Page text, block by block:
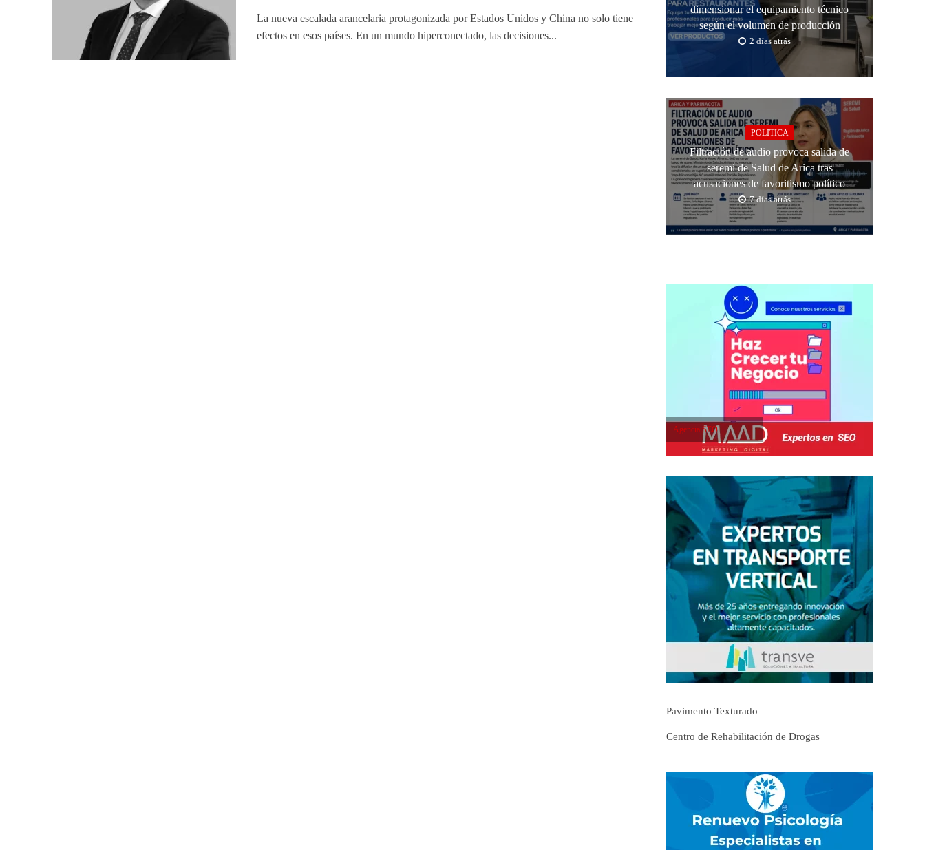
La nueva escalada arancelaria protagonizada por Estados Unidos y China no solo tiene
efectos en esos países. En un mundo hiperconectado, las decisiones...
dimensionar el equipamiento técnico
según el volumen de producción
2 días atrás
POLITICA
Filtración de audio provoca salida de
seremi de Salud de Arica tras
acusaciones de favoritismo político
7 días atrás
Agencia SEO
Pavimento Texturado
Centro de Rehabilitación de Drogas